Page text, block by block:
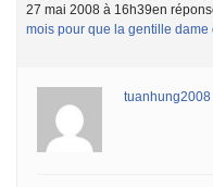
27 mai 2008 à 16h39en
mois pour que la gentille dame
tuanhung2008